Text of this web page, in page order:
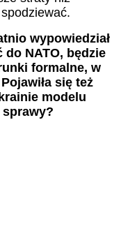
wypowiedział
NATO, będzie
formalne, w
się też
modelu